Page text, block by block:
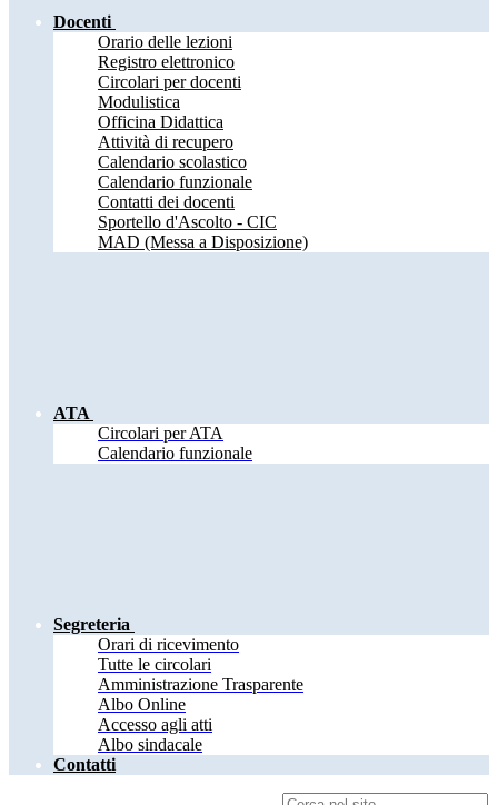
Docenti
Orario delle lezioni
Registro elettronico
Circolari per docenti
Modulistica
Officina Didattica
Attività di recupero
Calendario scolastico
Calendario funzionale
Contatti dei docenti
Sportello d'Ascolto - CIC
MAD (Messa a Disposizione)
ATA
Circolari per ATA
Calendario funzionale
Segreteria
Orari di ricevimento
Tutte le circolari
Amministrazione Trasparente
Albo Online
Accesso agli atti
Albo sindacale
Contatti